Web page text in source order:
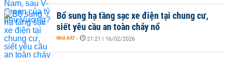
Bổ sung hạ tầng sạc xe điện tại chung cư,
siết yêu cầu an toàn cháy nổ
NHÀ ĐẤT - 21:21 | 16/02/2026